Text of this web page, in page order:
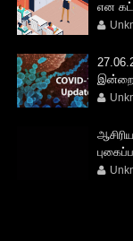
என